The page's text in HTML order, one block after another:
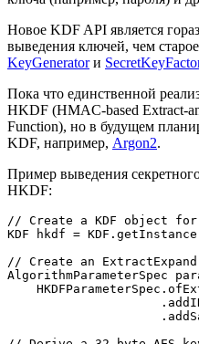
Новое KDF API является
выведения ключей, чем
KeyGeneratorи
Пока что единственной
HKDF (HMAC-based Extract-
Function), но в будущем
KDF, например, Argon2.
Пример выведения
HKDF:
// Create a KDF object
KDF hkdf =
// Create an
AlgorithmParameterSpec